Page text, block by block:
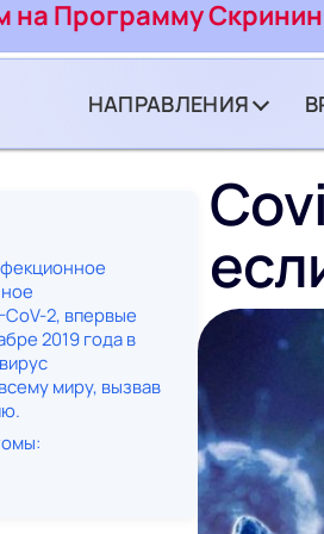
на Программу
НАПРАВЛЕНИЯ
CoV-2, впервые
2019 года в
миру, вызвав